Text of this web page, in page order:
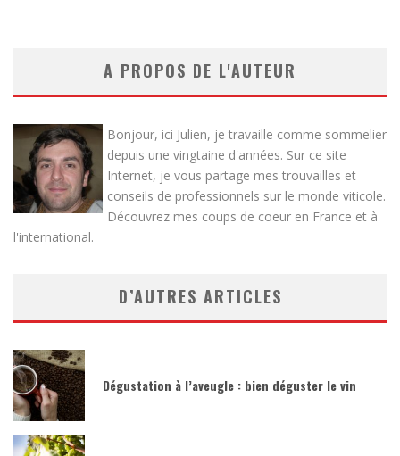
A PROPOS DE L'AUTEUR
Bonjour, ici Julien, je travaille comme sommelier
depuis une vingtaine d'années. Sur ce site
Internet, je vous partage mes trouvailles et
conseils de professionnels sur le monde viticole.
Découvrez mes coups de coeur en France et à
l'international.
D’AUTRES ARTICLES
Dégustation à l’aveugle : bien déguster le vin